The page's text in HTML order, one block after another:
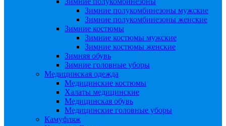
Зимние полукомбинезоны мужские
Зимние полукомбинезоны женские
Зимние костюмы
Зимние костюмы мужские
Зимние костюмы женские
Зимняя обувь
Зимние головные уборы
Медицинская одежда
Медицинские костюмы
Халаты медицинские
Медицинская обувь
Медицинские головные уборы
Камуфляж